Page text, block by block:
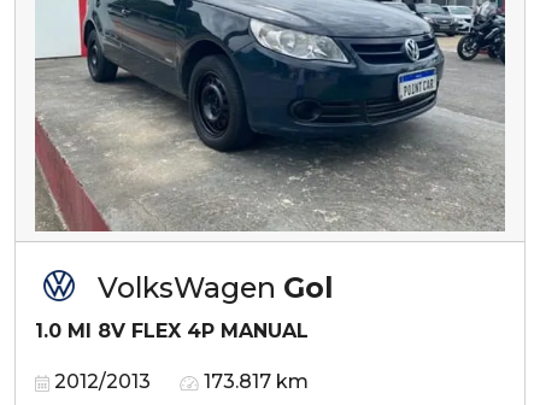
VolksWagen Gol
1.0 MI 8V FLEX 4P MANUAL
2012/2013 173.817 km